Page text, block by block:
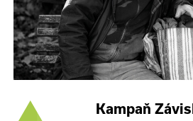
Kampaň